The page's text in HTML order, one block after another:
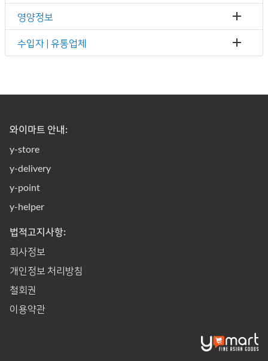
영양정보
수입자 | 유통업체
와이마트 안내:
y-store
y-delivery
y-point
y-helper
법적고지사항:
회사정보
개인정보 처리방침
철회권
이용약관